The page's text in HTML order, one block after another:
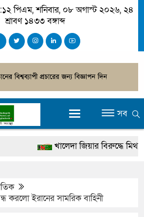
পিএম, শনিবার, ০৮ অগাস্ট ২০২৬, ২৪
শ্রাবণ ১৪৩৩ বঙ্গাব্দ
সব
খালেদা জিয়ার বিরুদ্ধে মিথ্যা
করলো ইরানের সামরিক বাহিনী